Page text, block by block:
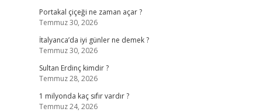
Portakal çiçeği ne zaman açar ?
Temmuz 30, 2026
İtalyanca’da iyi günler ne demek ?
Temmuz 30, 2026
Sultan Erdinç kimdir ?
Temmuz 28, 2026
1 milyonda kaç sıfır vardır ?
Temmuz 24, 2026